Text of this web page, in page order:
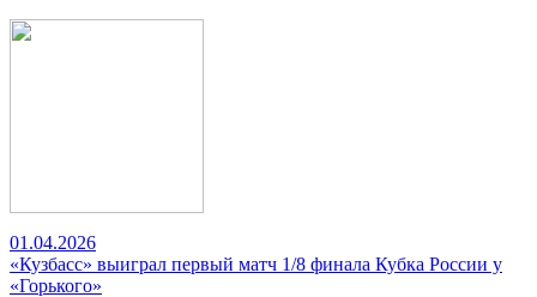
01.04.2026
«Кузбасс» выиграл первый матч 1/8 финала Кубка России у
«Горького»